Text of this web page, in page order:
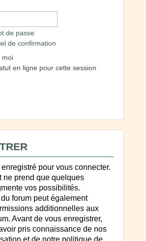
de passe
de confirmation
moi
en ligne pour cette session
pour vous connecter.
ne prend que quelques
vos possibilités.
du forum peut également
additionnelles aux
Avant de vous enregistrer,
pris connaissance de nos